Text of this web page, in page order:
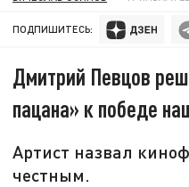
ПОДПИШИТЕСЬ:
Дмитрий Певцов
пацана» к победе
Артист назвал
честным.